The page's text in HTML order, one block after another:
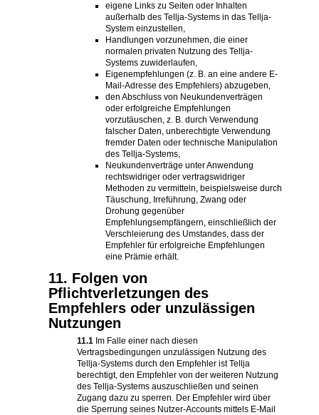
eigene Links zu Seiten oder Inhalten
außerhalb des Tellja-Systems in das Tellja-
System einzustellen,
Handlungen vorzunehmen, die einer
normalen privaten Nutzung des Tellja-
Systems zuwiderlaufen,
Eigenempfehlungen (z. B. an eine andere E-
Mail-Adresse des Empfehlers) abzugeben,
den Abschluss von Neukundenverträgen
oder erfolgreiche Empfehlungen
vorzutäuschen, z. B. durch Verwendung
falscher Daten, unberechtigte Verwendung
fremder Daten oder technische Manipulation
des Tellja-Systems,
Neukundenverträge unter Anwendung
rechtswidriger oder vertragswidriger
Methoden zu vermitteln, beispielsweise durch
Täuschung, Irreführung, Zwang oder
Drohung gegenüber
Empfehlungsempfängern, einschließlich der
Verschleierung des Umstandes, dass der
Empfehler für erfolgreiche Empfehlungen
eine Prämie erhält.
11. Folgen von
Pflichtverletzungen des
Empfehlers oder unzulässigen
Nutzungen
11.1 Im Falle einer nach diesen
Vertragsbedingungen unzulässigen Nutzung des
Tellja-Systems durch den Empfehler ist Tellja
berechtigt, den Empfehler von der weiteren Nutzung
des Tellja-Systems auszuschließen und seinen
Zugang dazu zu sperren. Der Empfehler wird über
die Sperrung seines Nutzer-Accounts mittels E-Mail